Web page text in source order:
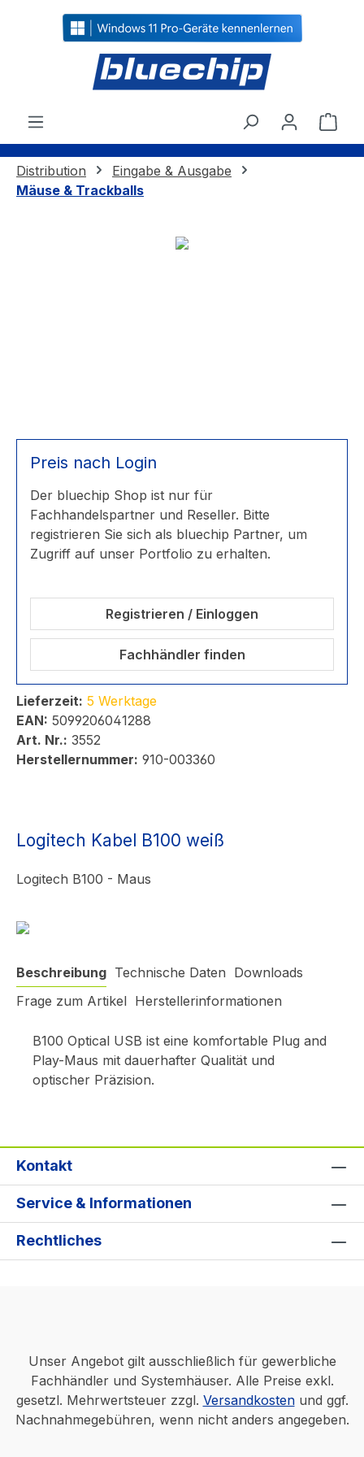
springen
Distribution
Eingabe & Ausgabe
Mäuse & Trackballs
Bildergalerie überspringen
Preis nach Login
Der bluechip Shop ist nur für
Fachhandelspartner und Reseller. Bitte
registrieren Sie sich als bluechip Partner, um
Zugriff auf unser Portfolio zu erhalten.
Registrieren / Einloggen
Fachhändler finden
Lieferzeit: 5 Werktage
EAN: 5099206041288
Art. Nr.: 3552
Herstellernummer: 910-003360
Logitech Kabel B100 weiß
Logitech B100 - Maus
Beschreibung Technische Daten Downloads
Frage zum Artikel Herstellerinformationen
B100 Optical USB ist eine komfortable Plug and
Play-Maus mit dauerhafter Qualität und
optischer Präzision.
Kontakt
Service & Informationen
Rechtliches
Unser Angebot gilt ausschließlich für gewerbliche
Fachhändler und Systemhäuser. Alle Preise exkl.
gesetzl. Mehrwertsteuer zzgl. Versandkostenund ggf.
Nachnahmegebühren, wenn nicht anders angegeben.